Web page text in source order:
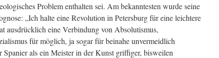
Problem enthalten sei. Am bekanntesten wurde seine
„Ich halte eine Revolution in Petersburg für eine leichtere
ausdrücklich eine Verbindung von Absolutismus,
für möglich, ja sogar für beinahe unvermeidlich
Spanier als ein Meister in der Kunst griffiger, bisweilen